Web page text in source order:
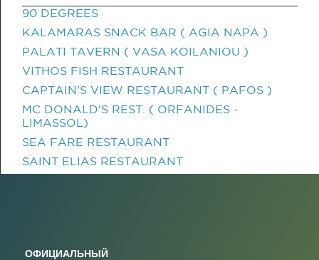
90 DEGREES
KALAMARAS SNACK BAR ( AGIA NAPA )
PALATI TAVERN ( VASA KOILANIOU )
VITHOS FISH RESTAURANT
CAPTAIN'S VIEW RESTAURANT ( PAFOS )
MC DONALD'S REST. ( ORFANIDES -
LIMASSOL)
SEA FARE RESTAURANT
SAINT ELIAS RESTAURANT
ОФИЦИАЛЬНЫЙ